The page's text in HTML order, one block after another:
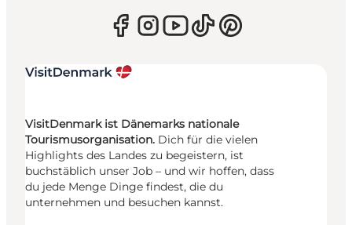
VisitDenmark ist Dänemarks nationale
Tourismusorganisation. Dich für die vielen
Highlights des Landes zu begeistern, ist
buchstäblich unser Job – und wir hoffen, dass
du jede Menge Dinge findest, die du
unternehmen und besuchen kannst.